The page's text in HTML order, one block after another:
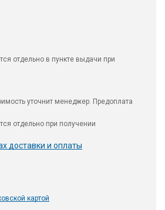
отдельно в пункте выдачи при
уточнит менеджер. Предоплата
отдельно при получении
доставки и оплаты
картой